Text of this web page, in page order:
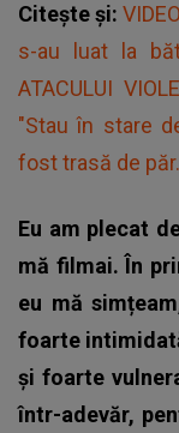
Citește și:
s-au luat la
ATACULUI
"Stau în stare
fost trasă de
Eu am plecat
mă filmai. În
eu mă
foarte
și foarte
într-adevăr,